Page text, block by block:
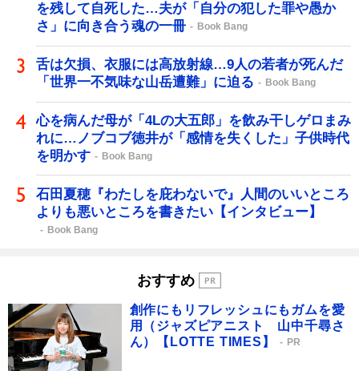
を残して自死した…夫が「自分の犯した罪や愚か
さ」に向き合う魂の一冊
Book Bang
舌は欠損、衣服には高放射線…9人の若者が死んだ
「世界一不気味な山岳遭難」に迫る
Book Bang
心を病んだ母が「4Lの大五郎」を飲み干しゲロまみ
れに…ノブコブ徳井が「感情を失くした」子供時代
を明かす
Book Bang
石田夏穂『わたしを庇わないで』人間のいいところ
よりも悪いところを書きたい【インタビュー】
Book Bang
おすすめ
創作にもリフレッシュにもガムを愛
用（ジャズピアニスト 山中千尋さ
ん）【LOTTE TIMES】
PR